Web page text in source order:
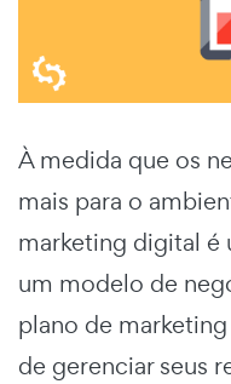
À medida que os
mais para o
marketing digital é
um modelo de
plano de
de gerenciar seus